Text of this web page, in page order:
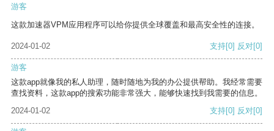
游客
这款加速器VPM应用程序可以给你提供全球覆盖和最高安全性的连接。
2024-01-02 支持[0] 反对[0]
游客
这款app就像我的私人助理，随时随地为我的办公提供帮助。我经常需要
查找资料，这款app的搜索功能非常强大，能够快速找到我需要的信息。
2024-01-02
支持[0] 反对[0]